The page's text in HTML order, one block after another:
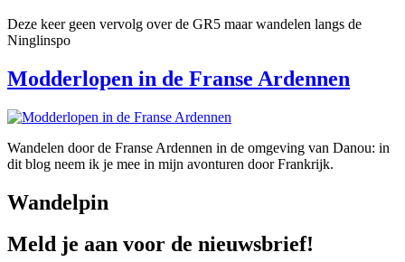
Deze keer geen vervolg over de GR5 maar wandelen langs de
Ninglinspo
Modderlopen in de Franse Ardennen
Wandelen door de Franse Ardennen in de omgeving van Danou: in
dit blog neem ik je mee in mijn avonturen door Frankrijk.
Wandelpin
Meld je aan voor de nieuwsbrief!